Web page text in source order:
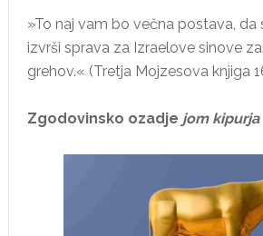
»To naj vam bo večna postava, da
izvrši sprava za Izraelove sinove
grehov.« (Tretja Mojzesova knjiga
Zgodovinsko ozadje jom kipurja